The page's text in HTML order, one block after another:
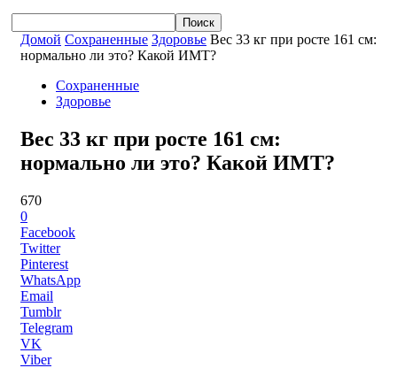
Домой Сохраненные Здоровье Вес 33 кг при росте 161 см:
нормально ли это? Какой ИМТ?
Сохраненные
Здоровье
Вес 33 кг при росте 161 см:
нормально ли это? Какой ИМТ?
670
0
Facebook
Twitter
Pinterest
WhatsApp
Email
Tumblr
Telegram
VK
Viber